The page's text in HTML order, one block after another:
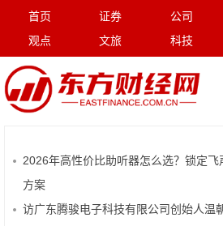
首页 证券 公司
观点
文旅 科技
2026年高性价比助听器怎么选？锁定飞
方案
访广东腾骏电子科技有限公司创始人温